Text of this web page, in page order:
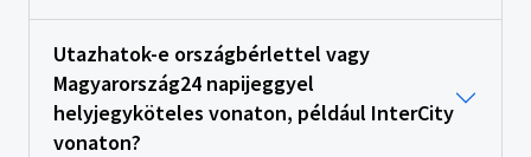
Utazhatok-e országbérlettel vagy
Magyarország24 napijeggyel
helyjegyköteles vonaton, például InterCity
vonaton?